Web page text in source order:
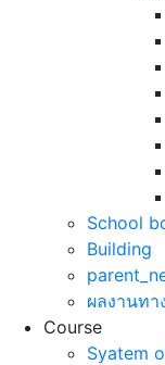
School
Building
ผลงานทา
Course
Syatem